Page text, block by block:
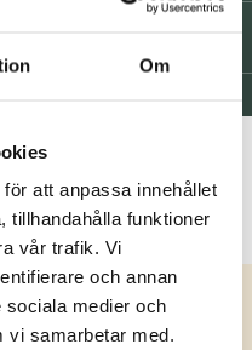
Om
att anpassa innehållet
tillhandahålla funktioner
vår trafik. Vi
och annan
sociala medier och
vi samarbetar med.